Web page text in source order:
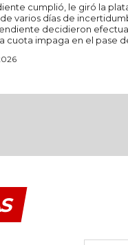
cumplió, le giró la
varios días de
decidieron
cuota impaga en el pase